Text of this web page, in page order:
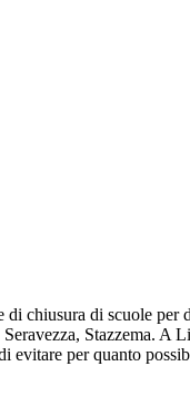
chiusura di scuole per
Stazzema. A
evitare per quanto